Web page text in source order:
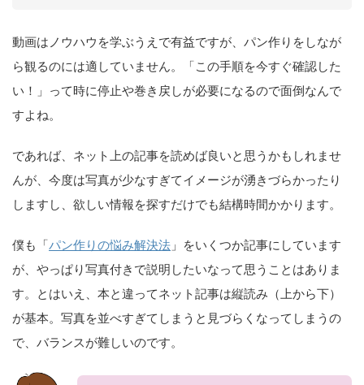
動画はノウハウを学ぶうえで有益ですが、パン作りをしなが
ら観るのには適していません。「この手順を今すぐ確認した
い！」って時に停止や巻き戻しが必要になるので面倒なんで
すよね。
であれば、ネット上の記事を読めば良いと思うかもしれませ
んが、今度は写真が少なすぎてイメージが湧きづらかったり
しますし、欲しい情報を探すだけでも結構時間かかります。
僕も「パン作りの悩み解決法 」をいくつか記事にしています
が、やっぱり写真付きで説明したいなって思うことはありま
す。とはいえ、本と違ってネット記事は縦読み（上から下）
が基本。写真を並べすぎてしまうと見づらくなってしまうの
で、バランスが難しいのです。